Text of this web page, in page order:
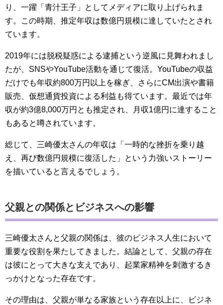
り、一躍「青汁王子」としてメディアに取り上げられま
す。この時期、推定年収は数億円規模に達していたとされ
ています。
2019年には脱税疑惑による逮捕という逆風に見舞われまし
たが、SNSやYouTube活動を通じて復活。YouTubeの収益
だけでも年収約800万円以上を稼ぎ、さらにCM出演や書籍
販売、仮想通貨投資による利益も得ています。最近では年
収が約3億8,000万円とも推定され、月収1億円に達すること
もあると噂されています。
総じて、三崎優太さんの年収は「一時的な挫折を乗り越
え、再び数億円規模に復活した」という力強いストーリー
を描いていると言えるでしょう。
父親との関係とビジネスへの影響
三崎優太さんと父親の関係は、彼のビジネス人生において
重要な役割を果たしてきました。結論として、父親の存在
は彼にとって大きな支えであり、起業家精神を刺激するき
っかけとなった存在です。
その理由は、父親が単なる家族という存在以上に、ビジネ